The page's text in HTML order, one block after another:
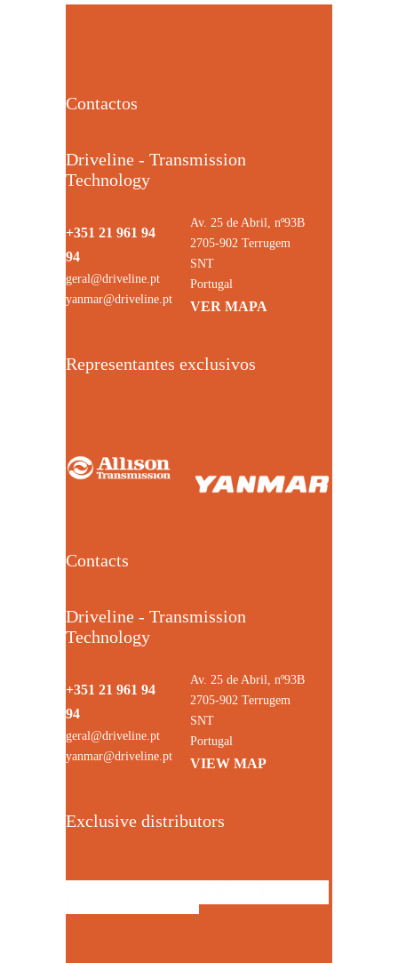
Contactos
Driveline - Transmission
Technology
+351 21 961 94
94
geral@driveline.pt
yanmar@driveline.pt
Av. 25 de Abril, nº93B
2705-902 Terrugem
SNT
Portugal
VER MAPA
Representantes exclusivos
Contacts
Driveline - Transmission
Technology
+351 21 961 94
94
geral@driveline.pt
yanmar@driveline.pt
Av. 25 de Abril, nº93B
2705-902 Terrugem
SNT
Portugal
VIEW MAP
Exclusive distributors